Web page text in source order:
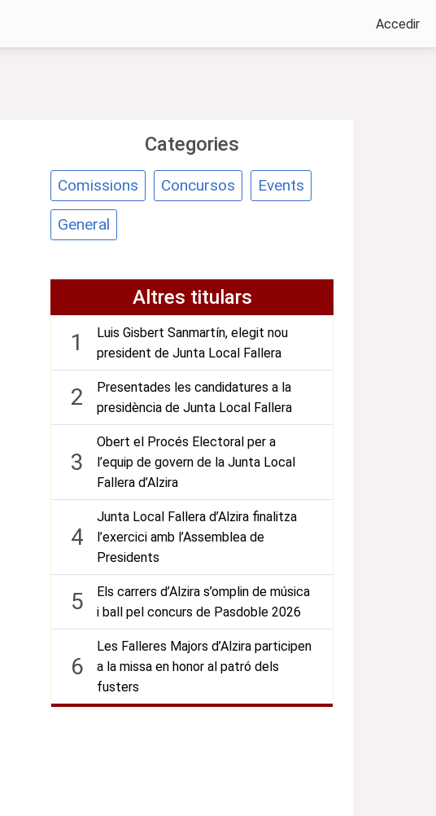
Accedir
Categories
Comissions Concursos Events
General
Altres titulars
1
Luis Gisbert Sanmartín, elegit nou
president de Junta Local Fallera
2
Presentades les candidatures a la
presidència de Junta Local Fallera
3
Obert el Procés Electoral per a
l’equip de govern de la Junta Local
Fallera d’Alzira
4
Junta Local Fallera d’Alzira finalitza
l’exercici amb l’Assemblea de
Presidents
5
Els carrers d’Alzira s’omplin de música
i ball pel concurs de Pasdoble 2026
6
Les Falleres Majors d’Alzira participen
a la missa en honor al patró dels
fusters